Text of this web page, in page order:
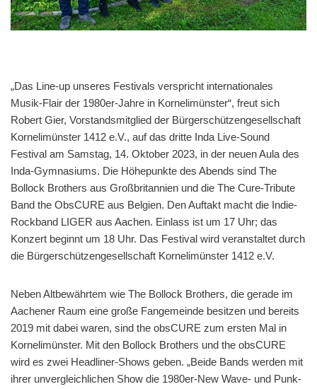
„Das Line-up unseres Festivals verspricht internationales
Musik-Flair der 1980er-Jahre in Kornelimünster“, freut sich
Robert Gier, Vorstandsmitglied der Bürgerschützengesellschaft
Kornelimünster 1412 e.V., auf das dritte Inda Live-Sound
Festival am Samstag, 14. Oktober 2023, in der neuen Aula des
Inda-Gymnasiums. Die Höhepunkte des Abends sind The
Bollock Brothers aus Großbritannien und die The Cure-Tribute
Band the ObsCURE aus Belgien. Den Auftakt macht die Indie-
Rockband LIGER aus Aachen. Einlass ist um 17 Uhr; das
Konzert beginnt um 18 Uhr. Das Festival wird veranstaltet durch
die Bürgerschützengesellschaft Kornelimünster 1412 e.V.
Neben Altbewährtem wie The Bollock Brothers, die gerade im
Aachener Raum eine große Fangemeinde besitzen und bereits
2019 mit dabei waren, sind the obsCURE zum ersten Mal in
Kornelimünster. Mit den Bollock Brothers und the obsCURE
wird es zwei Headliner-Shows geben. „Beide Bands werden mit
ihrer unvergleichlichen Show die 1980er-New Wave- und Punk-